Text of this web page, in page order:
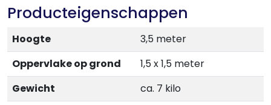
Producteigenschappen
Hoogte
3,5 meter
Oppervlake op grond
1,5 x 1,5 meter
Gewicht
ca. 7 kilo